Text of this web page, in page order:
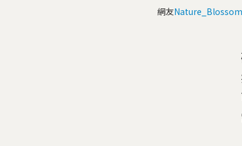
網友Nature_Blossom